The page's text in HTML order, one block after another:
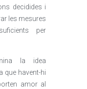
decidides i
les mesures
per
la idea
que havent-hi
amor al